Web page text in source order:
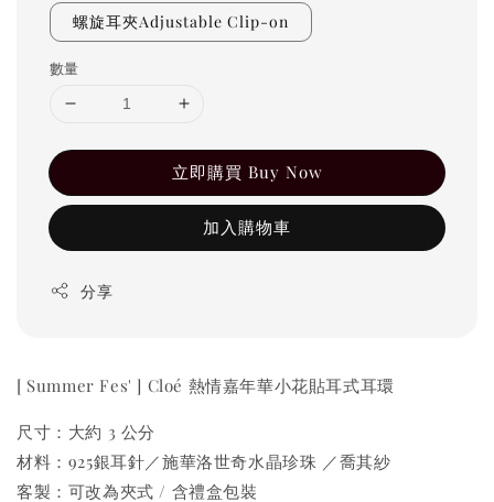
螺旋耳夾Adjustable Clip-on
數量
立即購買 Buy Now
加入購物車
分享
[ Summer Fes' ] Cloé 熱情嘉年華小花貼耳式耳環
尺寸：大約 3 公分
材料：925銀耳針／施華洛世奇水晶珍珠 ／喬其紗
客製：可改為夾式 / 含禮盒包裝